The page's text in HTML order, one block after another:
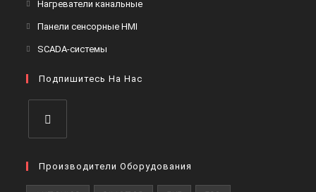
Нагреватели канальные
Панели сенсорные HMI
SCADA-системы
Подпишитесь На Нас
Производители Оборудования